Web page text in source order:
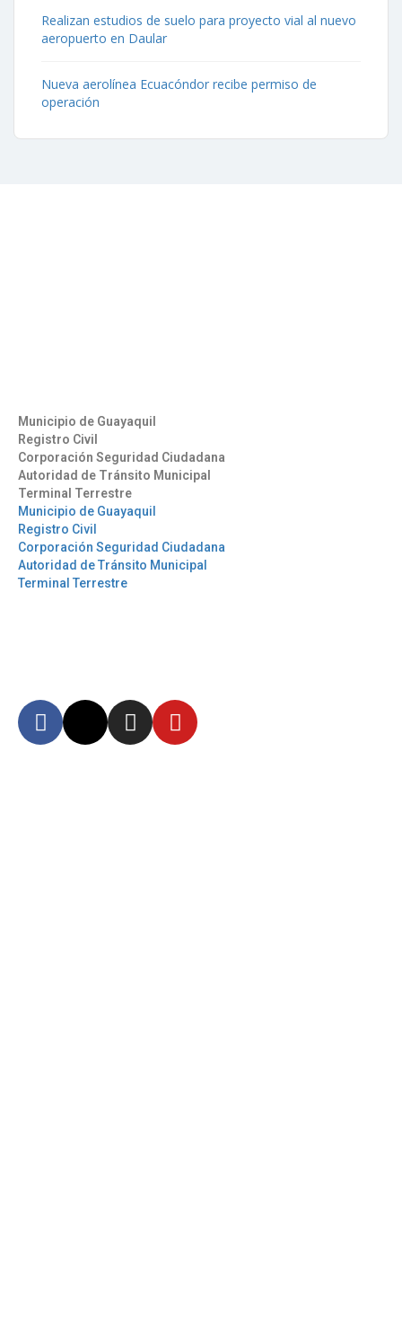
Realizan estudios de suelo para proyecto vial al nuevo
aeropuerto en Daular
Nueva aerolínea Ecuacóndor recibe permiso de
operación
Municipio de Guayaquil
Registro Civil
Corporación Seguridad Ciudadana
Autoridad de Tránsito Municipal
Terminal Terrestre
Municipio de Guayaquil
Registro Civil
Corporación Seguridad Ciudadana
Autoridad de Tránsito Municipal
Terminal Terrestre